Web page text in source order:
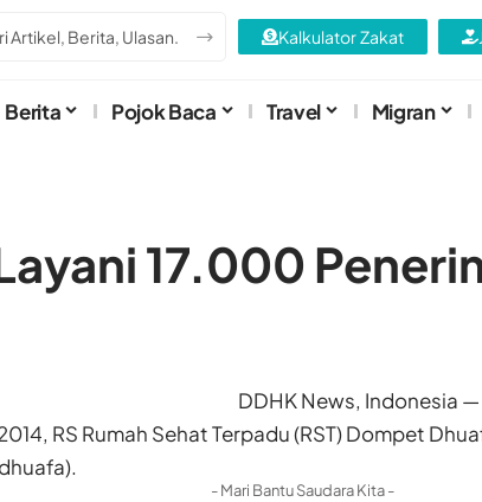
Kalkulator Zakat
Berita Pojok Baca Travel Migran
17.000
DDHK News, Indonesia
RS Rumah Sehat Terpadu (RST) Dompet
- Mari Bantu Saudara Kita -